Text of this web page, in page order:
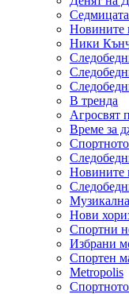
Новините
Ники
В тренда
Агросвят
Време за
Новините
Нови
Спортни
Избрани
Спортен
Metropolis